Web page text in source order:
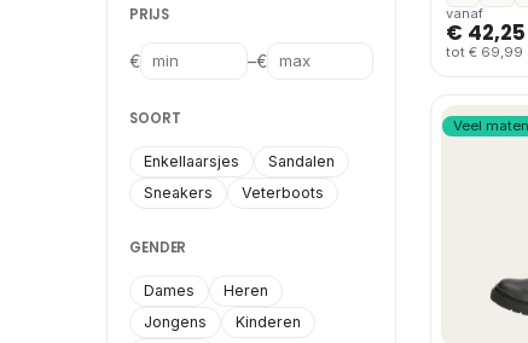
PRIJS
€ –€
SOORT
Enkellaarsjes
Sandalen
Sneakers
Veterboots
GENDER
Dames
Heren
Jongens
Kinderen
vanaf
€ 42,25
tot € 69,99
Veel maten